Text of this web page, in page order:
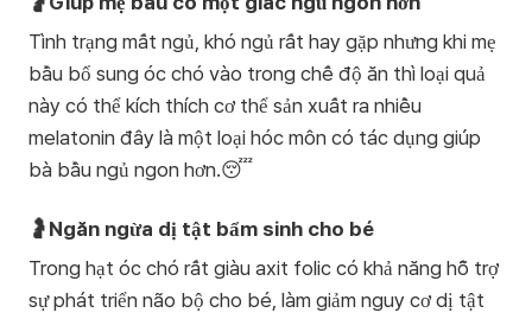
Tình trạng mất ngủ, khó ngủ rất hay gặp nhưng khi mẹ
bầu bổ sung óc chó vào trong chế độ ăn thì loại quả
này có thể kích thích cơ thể sản xuất ra nhiều
melatonin đây là một loại hóc môn có tác dụng giúp
bà bầu ngủ ngon hơn.😴
🤰Ngăn ngừa dị tật bẩm sinh cho bé
Trong hạt óc chó rất giàu axit folic có khả năng hỗ trợ
sự phát triển não bộ cho bé, làm giảm nguy cơ dị tật